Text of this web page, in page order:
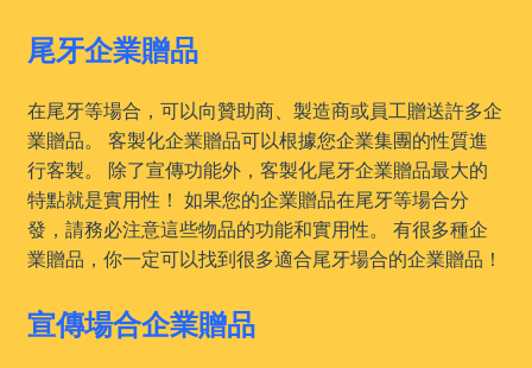
尾牙企業贈品
在尾牙等場合，可以向贊助商、製造商或員工贈送許多企
業贈品。 客製化企業贈品可以根據您企業集團的性質進
行客製。 除了宣傳功能外，客製化尾牙企業贈品最大的
特點就是實用性！ 如果您的企業贈品在尾牙等場合分
發，請務必注意這些物品的功能和實用性。 有很多種企
業贈品，你一定可以找到很多適合尾牙場合的企業贈品！
宣傳場合企業贈品